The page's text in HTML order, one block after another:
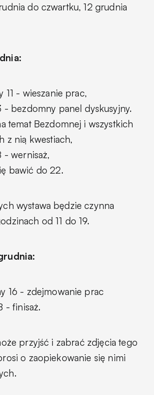
do czwartku, 12 grudnia
11 - wieszanie prac,
- bezdomny panel dyskusyjny.
temat Bezdomnej i wszystkich
z nią kwestiach,
- wernisaż,
bawić do 22.
wystawa będzie czynna
od 11 do 19.
16 - zdejmowanie prac
- finisaż.
przyjść i zabrać zdjęcia tego
o zaopiekowanie się nimi